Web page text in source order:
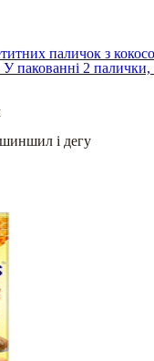
паличок з
пакованні 2 палички,
і дегу